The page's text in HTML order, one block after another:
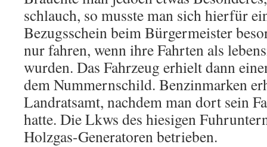
schlauch, so musste man sich hierfür
Bezugsschein beim Bür­germeister
nur fahren, wenn ihre Fahrten als
wurden. Das Fahrzeug erhielt dann
dem Nummernschild. Benzinmarken
Landratsamt, nachdem man dort sein
hatte. Die Lkws des hiesigen
Holzgas-Generatoren betrie­ben.